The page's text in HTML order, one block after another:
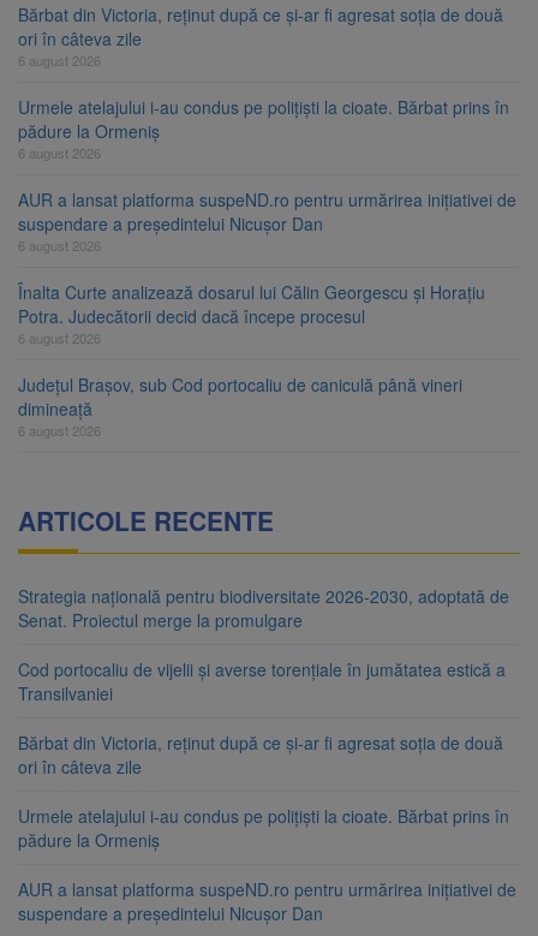
Bărbat din Victoria, reținut după ce și-ar fi agresat soția de două
ori în câteva zile
6 august 2026
Urmele atelajului i-au condus pe polițiști la cioate. Bărbat prins în
pădure la Ormeniș
6 august 2026
AUR a lansat platforma suspeND.ro pentru urmărirea inițiativei de
suspendare a președintelui Nicușor Dan
6 august 2026
Înalta Curte analizează dosarul lui Călin Georgescu și Horațiu
Potra. Judecătorii decid dacă începe procesul
6 august 2026
Județul Brașov, sub Cod portocaliu de caniculă până vineri
dimineață
6 august 2026
ARTICOLE RECENTE
Strategia națională pentru biodiversitate 2026-2030, adoptată de
Senat. Proiectul merge la promulgare
Cod portocaliu de vijelii și averse torențiale în jumătatea estică a
Transilvaniei
Bărbat din Victoria, reținut după ce și-ar fi agresat soția de două
ori în câteva zile
Urmele atelajului i-au condus pe polițiști la cioate. Bărbat prins în
pădure la Ormeniș
AUR a lansat platforma suspeND.ro pentru urmărirea inițiativei de
suspendare a președintelui Nicușor Dan